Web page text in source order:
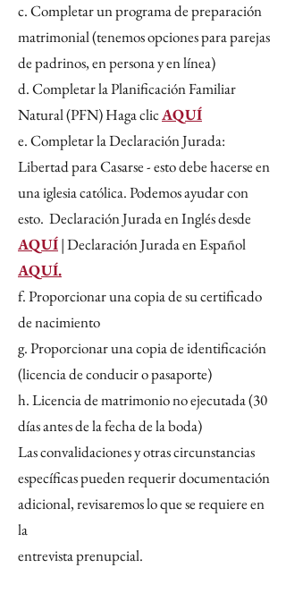
c. Completar un programa de preparación
matrimonial (tenemos opciones para parejas
de padrinos, en persona y en línea)
d. Completar la Planificación Familiar
Natural (PFN) Haga clicAQUÍ
e. Completar la Declaración Jurada:
Libertad para Casarse - esto debe hacerse en
una iglesia católica. Podemos ayudar con
esto. Declaración Jurada en Inglés desde
AQUÍ| Declaración Jurada en Español
AQUÍ.
f. Proporcionar una copia de su certificado
de nacimiento
g. Proporcionar una copia de identificación
(licencia de conducir o pasaporte)
h. Licencia de matrimonio no ejecutada (30
días antes de la fecha de la boda)
Las convalidaciones y otras circunstancias
específicas pueden requerir documentación
adicional, revisaremos lo que se requiere en
la
entrevista prenupcial.